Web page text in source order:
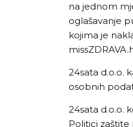
na jednom
oglašavanje
kojima je
24sata d.o.o.
osobnih
24sata d.o.o.
Politici zaštite